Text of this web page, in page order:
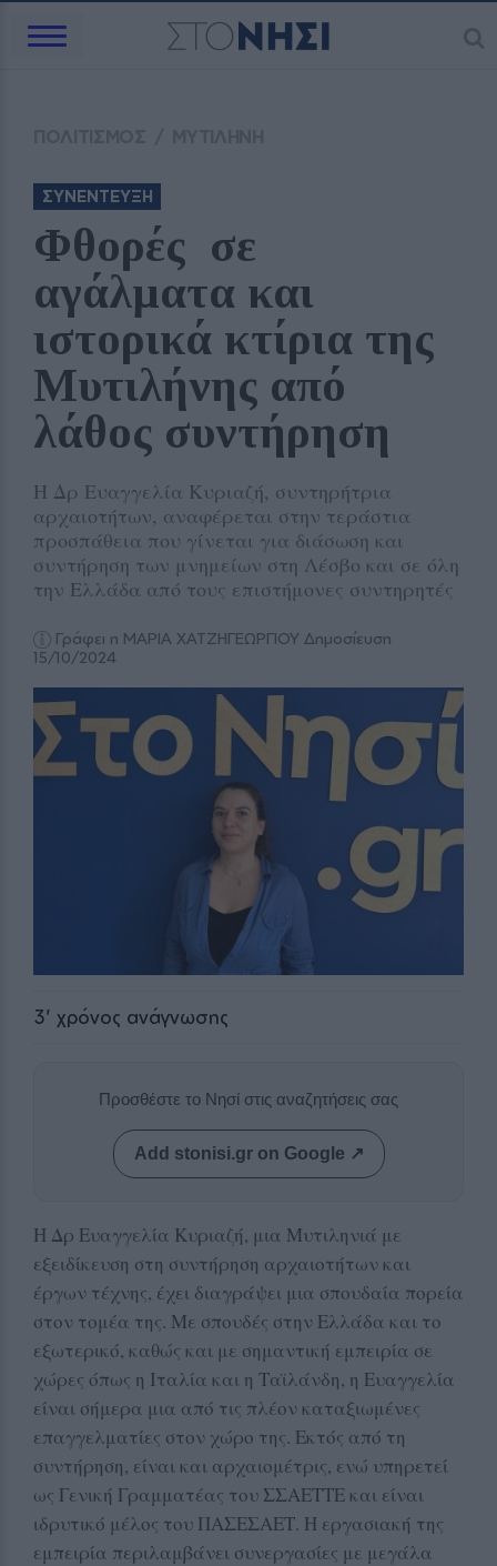
ΣΥΝΕΝΤΕΥΞΗ
Φθορές  σε
αγάλματα και
ιστορικά κτίρια της
Μυτιλήνης από
λάθος συντήρηση
Η Δρ Ευαγγελία Κυριαζή, συντηρήτρια
αρχαιοτήτων, αναφέρεται στην τεράστια
προσπάθεια που γίνεται για διάσωση και
συντήρηση των μνημείων στη Λέσβο και σε όλη
την Ελλάδα από τους επιστήμονες συντηρητές
Γράφει η ΜΑΡΙΑ ΧΑΤΖΗΓΕΩΡΓΙΟΥ Δημοσίευση
15/10/2024
3' χρόνος ανάγνωσης
Προσθέστε το Νησί στις αναζητήσεις σας
Add stonisi.gr on Google ↗
Η Δρ Ευαγγελία Κυριαζή, μια Μυτιληνιά με
εξειδίκευση στη συντήρηση αρχαιοτήτων και
έργων τέχνης, έχει διαγράψει μια σπουδαία πορεία
στον τομέα της. Με σπουδές στην Ελλάδα και το
εξωτερικό, καθώς και με σημαντική εμπειρία σε
χώρες όπως η Ιταλία και η Ταϊλάνδη, η Ευαγγελία
είναι σήμερα μια από τις πλέον καταξιωμένες
επαγγελματίες στον χώρο της. Εκτός από τη
συντήρηση, είναι και αρχαιομέτρις, ενώ υπηρετεί
ως Γενική Γραμματέας του ΣΣΑΕΤΤΕ και είναι
ιδρυτικό μέλος του ΠΑΣΕΣΑΕΤ. Η εργασιακή της
εμπειρία περιλαμβάνει συνεργασίες με μεγάλα